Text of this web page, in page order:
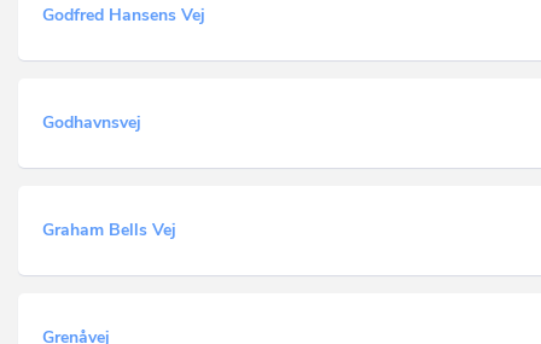
Godfred Hansens Vej
Godhavnsvej
Graham Bells Vej
Grenåvej